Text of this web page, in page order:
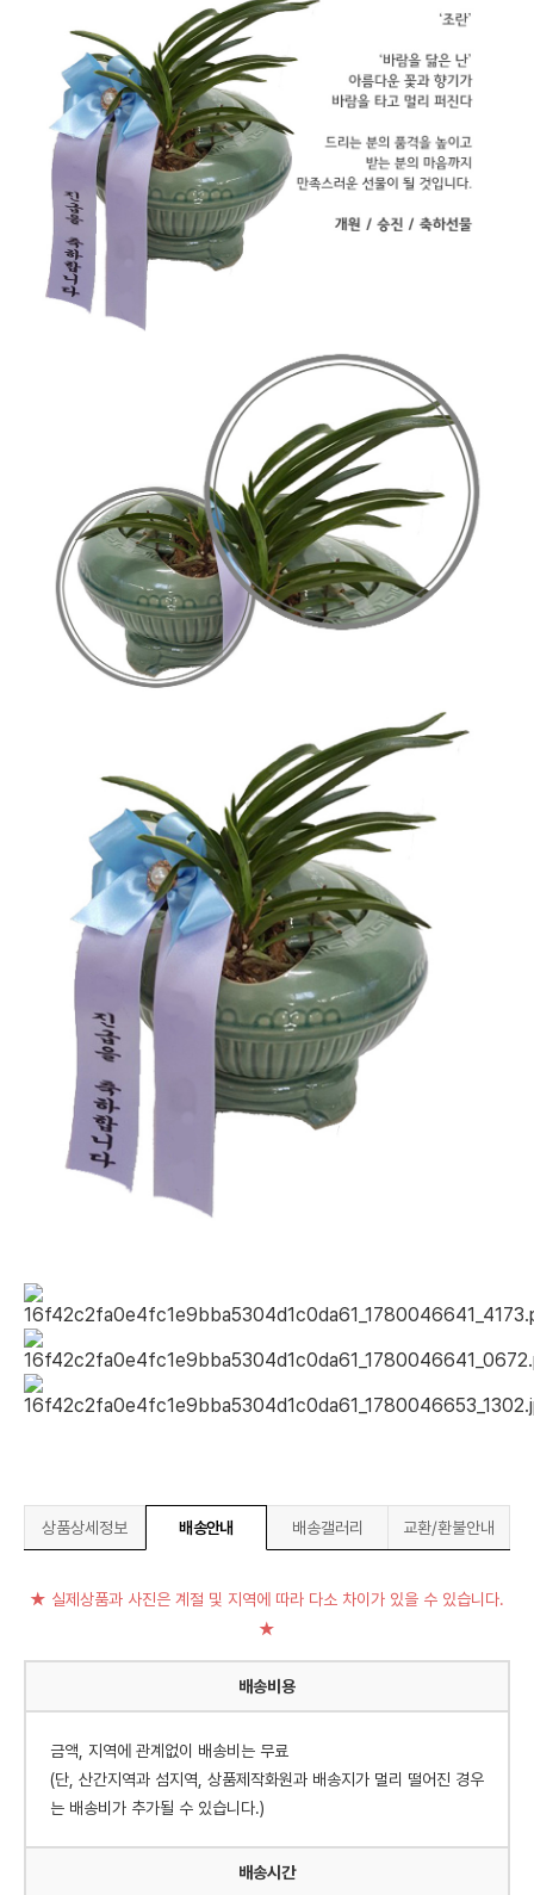
상품상세정보 배송안내 배송갤러리 교환/환불안내
★ 실제상품과 사진은 계절 및 지역에 따라 다소 차이가 있을 수 있습니다.
★
배송비용
금액, 지역에 관계없이 배송비는 무료
(단, 산간지역과 섬지역, 상품제작화원과 배송지가 멀리 떨어진 경우
는 배송비가 추가될 수 있습니다.)
배송시간